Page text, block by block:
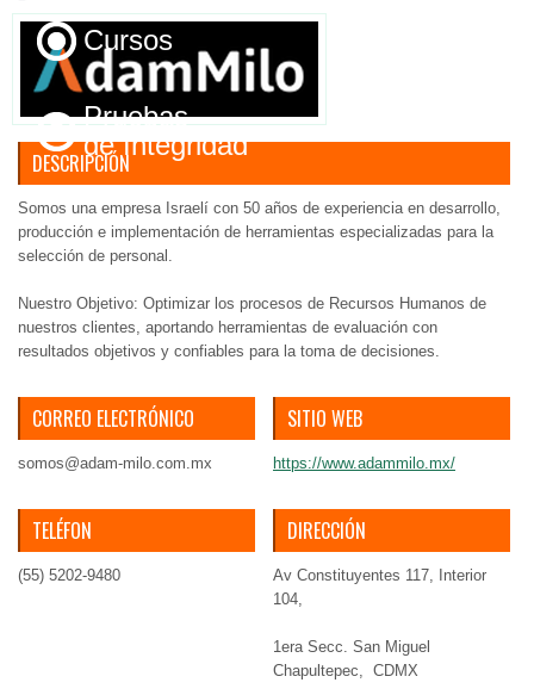
Cursos
Pruebas
de Integridad
Otros
DESCRIPCIÓN
Somos una empresa Israelí con 50 años de experiencia en desarrollo,
producción e implementación de herramientas especializadas para la
selección de personal.
​Nuestro Objetivo: Optimizar los procesos de Recursos Humanos de
nuestros clientes, aportando herramientas de evaluación con
resultados objetivos y confiables para la toma de decisiones.
CORREO ELECTRÓNICO
somos@adam-milo.com.mx
SITIO WEB
https://www.adammilo.mx/
TELÉFON
(55) 5202-9480
DIRECCIÓN
Av Constituyentes 117, Interior
104,
1era Secc. San Miguel
Chapultepec, CDMX